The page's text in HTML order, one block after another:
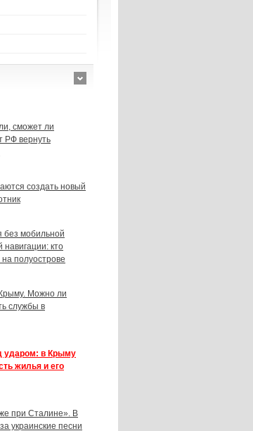
сможет ли
РФ вернуть
создать новый
без мобильной
навигации: кто
полуострове
Можно ли
службы в
ударом: в Крыму
жилья и его
при Сталине». В
украинские песни